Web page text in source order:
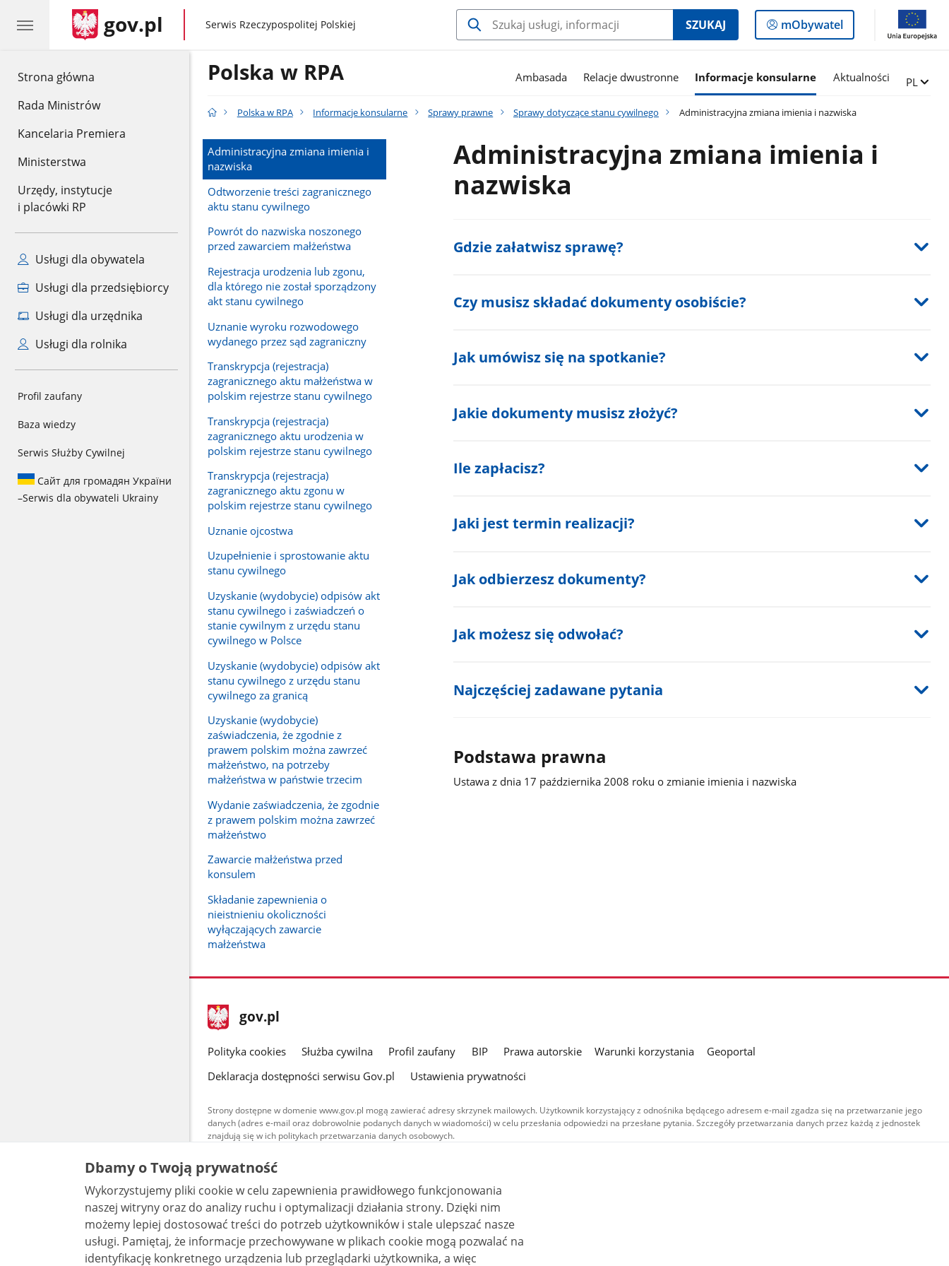
Strona główna
Rada Ministrów
Kancelaria Premiera
Ministerstwa
Urzędy, instytucje
i placówki RP
Usługi dla obywatela
Usługi dla przedsiębiorcy
Usługi dla urzędnika
Usługi dla rolnika
Profil zaufany
Baza wiedzy
Serwis Służby Cywilnej
Сайт для громадян України
–Serwis dla obywateli Ukrainy
gov.pl gov.pl
Serwis Rzeczypospolitej Polskiej SZUKAJ
Logowanie
do
mObywatel
Polska w RPA Ambasada Relacje dwustronne Informacje konsularne Aktualności Zmień
PL
Polska w RPA Informacje konsularne Sprawy prawne Sprawy dotyczące stanu cywilnego Administracyjna zmiana imienia i nazwiska
Administracyjna zmiana imienia i
nazwiska
Odtworzenie treści zagranicznego
aktu stanu cywilnego
Powrót do nazwiska noszonego
przed zawarciem małżeństwa
Rejestracja urodzenia lub zgonu,
dla którego nie został sporządzony
akt stanu cywilnego
Uznanie wyroku rozwodowego
wydanego przez sąd zagraniczny
Transkrypcja (rejestracja)
zagranicznego aktu małżeństwa w
polskim rejestrze stanu cywilnego
Transkrypcja (rejestracja)
zagranicznego aktu urodzenia w
polskim rejestrze stanu cywilnego
Transkrypcja (rejestracja)
zagranicznego aktu zgonu w
polskim rejestrze stanu cywilnego
Uznanie ojcostwa
Uzupełnienie i sprostowanie aktu
stanu cywilnego
Uzyskanie (wydobycie) odpisów akt
stanu cywilnego i zaświadczeń o
stanie cywilnym z urzędu stanu
cywilnego w Polsce
Uzyskanie (wydobycie) odpisów akt
stanu cywilnego z urzędu stanu
cywilnego za granicą
Uzyskanie (wydobycie)
zaświadczenia, że zgodnie z
prawem polskim można zawrzeć
małżeństwo, na potrzeby
małżeństwa w państwie trzecim
Wydanie zaświadczenia, że zgodnie
z prawem polskim można zawrzeć
małżeństwo
Zawarcie małżeństwa przed
konsulem
Składanie zapewnienia o
nieistnieniu okoliczności
wyłączających zawarcie
małżeństwa
Administracyjna zmiana imienia i
nazwiska
Gdzie załatwisz sprawę?
Czy musisz składać dokumenty osobiście?
Jak umówisz się na spotkanie?
Jakie dokumenty musisz złożyć?
Ile zapłacisz?
Jaki jest termin realizacji?
Jak odbierzesz dokumenty?
Jak możesz się odwołać?
Najczęściej zadawane pytania
Podstawa prawna
Ustawa z dnia 17 października 2008 roku o zmianie imienia i nazwiska
stopka
gov.pl Strona
gov.pl
gov.pl
Polityka cookies Służba cywilna Profil zaufany BIP Prawa autorskie Warunki korzystania
Geoportal
Deklaracja dostępności serwisu Gov.pl
Ustawienia prywatności
Strony dostępne w domenie www.gov.pl mogą zawierać adresy skrzynek mailowych. Użytkownik korzystający z odnośnika będącego adresem e-mail zgadza się na przetwarzanie jego
danych (adres e-mail oraz dobrowolnie podanych danych w wiadomości) w celu przesłania odpowiedzi na przesłane pytania. Szczegóły przetwarzania danych przez każdą z jednostek
znajdują się w ich politykach przetwarzania danych osobowych.
Treści tekstowe publikowane w serwisie (z wyłączeniem treści audiowizualnych), są
udostępniane na licencji typu Creative Commons: uznanie autorstwa - na tych samych
warunkach 4.0 (CC BY-SA 4.0). Materiały audiowizualne, w tym zdjęcia, materiały audio i wideo,
są udostępniane na licencji typu Creative Commons: uznanie autorstwa użycie niekomercyjne -
bez utworów zależnych 4.0 (CC BY-NC-ND 4.0), o ile nie jest to stwierdzone inaczej.
Dbamy o Twoją prywatność
Wykorzystujemy pliki cookie w celu zapewnienia prawidłowego funkcjonowania
naszej witryny oraz do analizy ruchu i optymalizacji działania strony. Dzięki nim
możemy lepiej dostosować treści do potrzeb użytkowników i stale ulepszać nasze
usługi. Pamiętaj, że informacje przechowywane w plikach cookie mogą pozwalać na
identyfikację konkretnego urządzenia lub przeglądarki użytkownika, a więc